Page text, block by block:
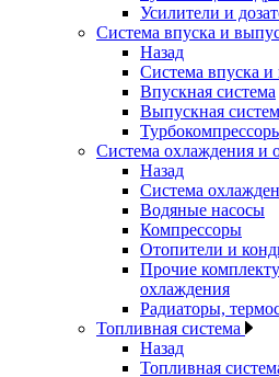
Усилители и
Система впуска и
Назад
Система впуска и
Впускная система
Выпускная
Система охлаждения и
Назад
Система
Водяные насосы
Компрессоры
Отопители и
Прочие
охлаждения
Радиаторы,
Топливная система
Назад
Топливная